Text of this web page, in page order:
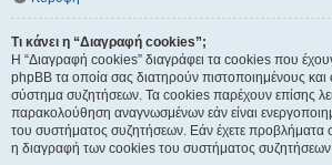
Τι κάνει η “Διαγραφή cookies”;
Η “Διαγραφή cookies” διαγράφει τα cookies που
phpBB τα οποία σας διατηρούν πιστοποιημένους και
σύστημα συζητήσεων. Τα cookies παρέχουν επίσης
παρακολούθηση αναγνωσμένων εάν είναι
του συστήματος συζητήσεων. Εάν έχετε
η διαγραφή των cookies του συστήματος συζητήσεων